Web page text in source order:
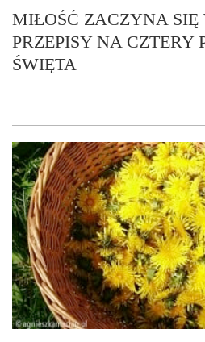
MIŁOŚĆ ZACZYNA SIĘ
PRZEPISY NA CZTERY
ŚWIĘTA